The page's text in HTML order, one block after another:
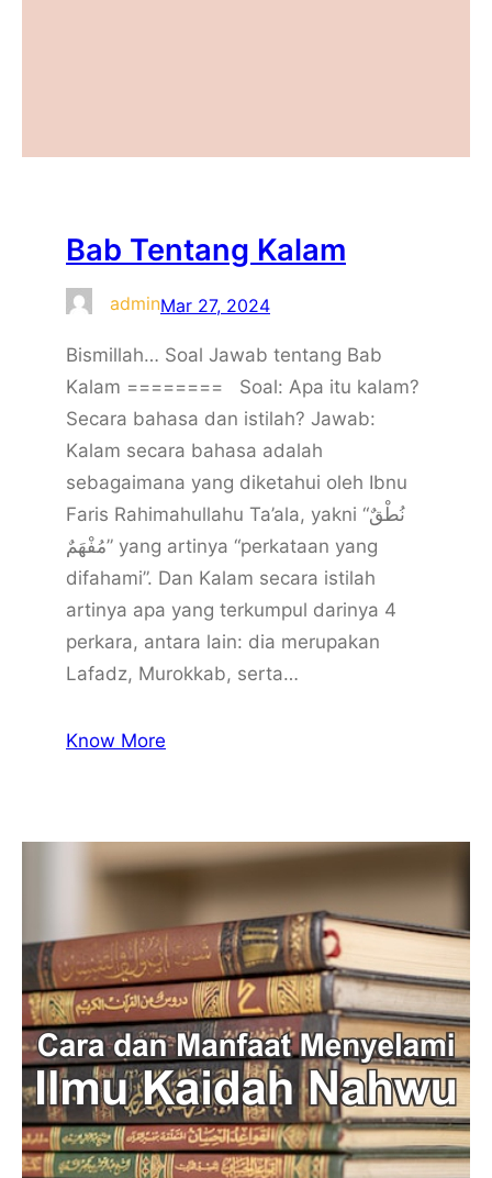
Bab Tentang Kalam
adminMar 27, 2024
Bismillah… Soal Jawab tentang Bab
Kalam ======== Soal: Apa itu kalam?
Secara bahasa dan istilah? Jawab:
Kalam secara bahasa adalah
sebagaimana yang diketahui oleh Ibnu
Faris Rahimahullahu Ta’ala, yakni “نُطْقٌ
مُفْهَمٌ” yang artinya “perkataan yang
difahami”. Dan Kalam secara istilah
artinya apa yang terkumpul darinya 4
perkara, antara lain: dia merupakan
Lafadz, Murokkab, serta…
Know More